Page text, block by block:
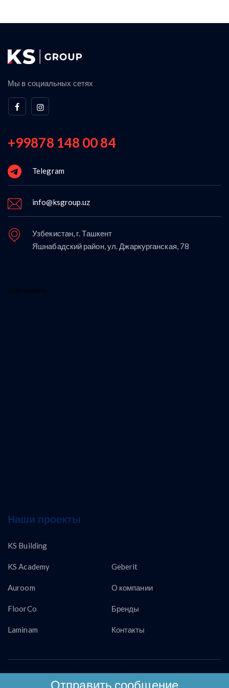
Мы в социальных сетях
+99878 148 00 84
Telegram
info@ksgroup.uz
Узбекистан, г. Ташкент
Яшнабадский район, ул. Джаркурганская, 78
загрузка карты...
Наши проекты
KS Building
KS Academy
Auroom
FloorCo
Laminam
Geberit
О компании
Бренды
Контакты
Copyright © KS LUX INTERTRADING 2026
Отправить сообщение